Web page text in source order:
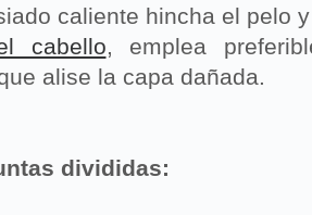
caliente hincha el pelo
cabello, emplea
alise la capa dañada.
divididas: